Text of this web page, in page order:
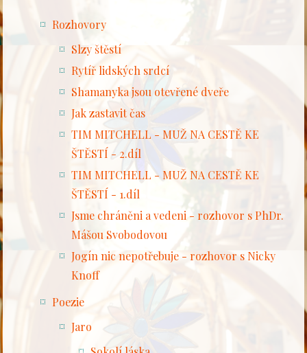
Rozhovory
Slzy štěstí
Rytíř lidských srdcí
Shamanyka jsou otevřené dveře
Jak zastavit čas
TIM MITCHELL - MUŽ NA CESTĚ KE
ŠTĚSTÍ - 2.díl
TIM MITCHELL - MUŽ NA CESTĚ KE
ŠTĚSTÍ - 1.díl
Jsme chráněni a vedeni - rozhovor s PhDr.
Mášou Svobodovou
Jogín nic nepotřebuje - rozhovor s Nicky
Knoff
Poezie
Jaro